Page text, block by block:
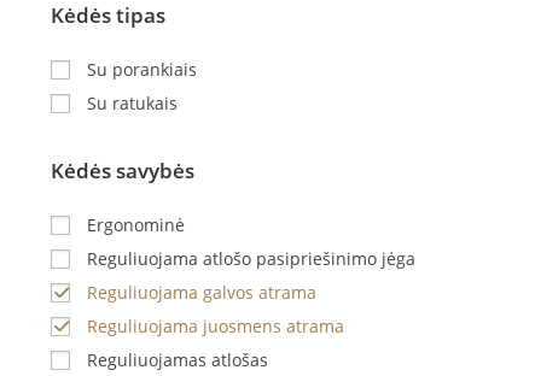
Kėdės tipas
Su porankiais
Su ratukais
Kėdės savybės
Ergonominė
Reguliuojama atlošo pasipriešinimo jėga
Reguliuojama galvos atrama
Reguliuojama juosmens atrama
Reguliuojamas atlošas